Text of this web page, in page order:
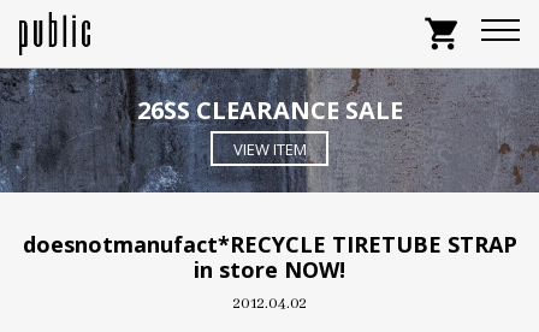
shopping_cart
26SS CLEARANCE SALE
VIEW ITEM
doesnotmanufact*RECYCLE TIRETUBE STRAP
in store NOW!
2012.04.02